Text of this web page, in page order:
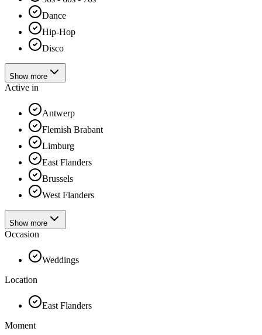
Dance
Hip-Hop
Disco
Show more
Active in
Antwerp
Flemish Brabant
Limburg
East Flanders
Brussels
West Flanders
Show more
Occasion
Weddings
Location
East Flanders
Moment